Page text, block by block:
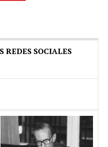
REDES SOCIALES